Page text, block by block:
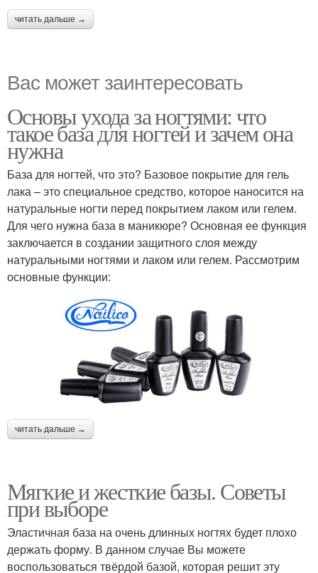
читать дальше →
Вас может заинтересовать
Основы ухода за ногтями: что
такое база для ногтей и зачем она
нужна
База для ногтей, что это? Базовое покрытие для гель
лака – это специальное средство, которое наносится на
натуральные ногти перед покрытием лаком или гелем.
Для чего нужна база в маникюре? Основная ее функция
заключается в создании защитного слоя между
натуральными ногтями и лаком или гелем. Рассмотрим
основные функции:
читать дальше →
Мягкие и жесткие базы. Советы
при выборе
Эластичная база на очень длинных ногтях будет плохо
держать форму. В данном случае Вы можете
воспользоваться твёрдой базой, которая решит эту